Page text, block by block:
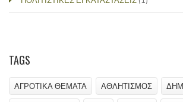
TAGS
ΑΓΡΟΤΙΚΑ ΘΕΜΑΤΑ ΑΘΛΗΤΙΣΜΟΣ